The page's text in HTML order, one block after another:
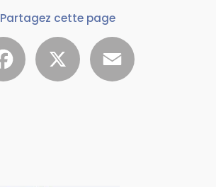
Partagez cette page
Facebook